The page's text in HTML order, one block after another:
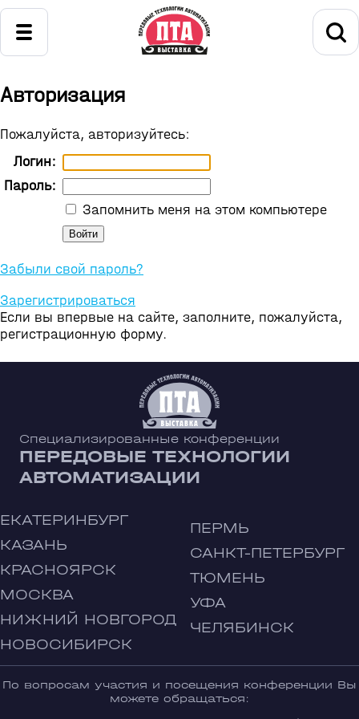
Авторизация
Пожалуйста, авторизуйтесь:
Логин:
Пароль:
Запомнить меня на этом компьютере
Забыли свой пароль?
Зарегистрироваться
Если вы впервые на сайте, заполните, пожалуйста,
регистрационную форму.
Специализированные конференции
ПЕРЕДОВЫЕ ТЕХНОЛОГИИ
АВТОМАТИЗАЦИИ
ЕКАТЕРИНБУРГ
КАЗАНЬ
КРАСНОЯРСК
МОСКВА
НИЖНИЙ НОВГОРОД
НОВОСИБИРСК
ПЕРМЬ
САНКТ-ПЕТЕРБУРГ
ТЮМЕНЬ
УФА
ЧЕЛЯБИНСК
По вопросам участия и посещения конференции Вы
можете обращаться: